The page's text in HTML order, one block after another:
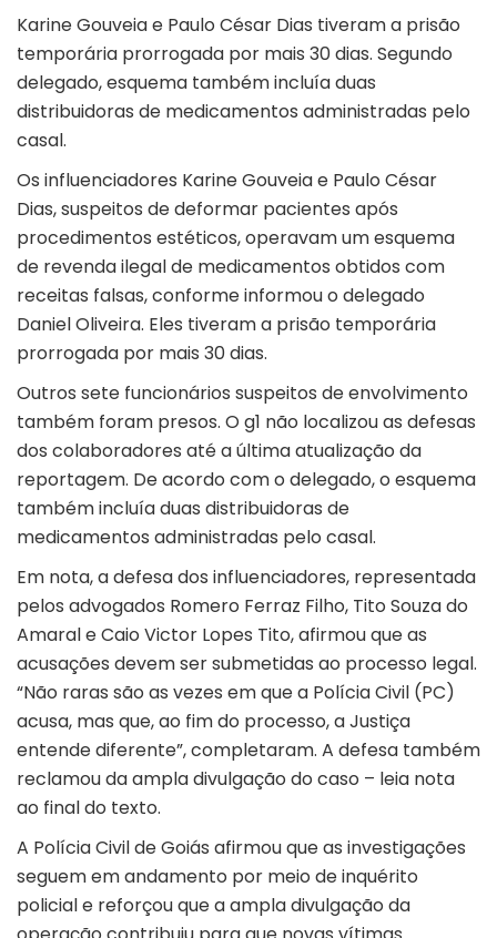
Karine Gouveia e Paulo César Dias tiveram a prisão
temporária prorrogada por mais 30 dias. Segundo
delegado, esquema também incluía duas
distribuidoras de medicamentos administradas pelo
casal.
Os influenciadores Karine Gouveia e Paulo César
Dias,suspeitos de deformar pacientes após
procedimentos estéticos, operavam um esquema
de revenda ilegal de medicamentos obtidos com
receitas falsas, conforme informou o delegado
Daniel Oliveira. Eles tiveram a prisão temporária
prorrogada por mais 30 dias.
Outros sete funcionários suspeitos de envolvimento
também foram presos. O g1 não localizou as defesas
dos colaboradores até a última atualização da
reportagem. De acordo com o delegado, o esquema
também incluía duas distribuidoras de
medicamentos administradas pelo casal.
Em nota, a defesa dos influenciadores, representada
pelos advogados Romero Ferraz Filho, Tito Souza do
Amaral e Caio Victor Lopes Tito, afirmou que as
acusações devem ser submetidas ao processo legal.
“Não raras são as vezes em que a Polícia Civil (PC)
acusa, mas que, ao fim do processo, a Justiça
entende diferente”, completaram. A defesa também
reclamou da ampla divulgação do caso – leia nota
ao final do texto.
A Polícia Civil de Goiás afirmou que as investigações
seguem em andamento por meio de inquérito
policial e reforçou que a ampla divulgação da